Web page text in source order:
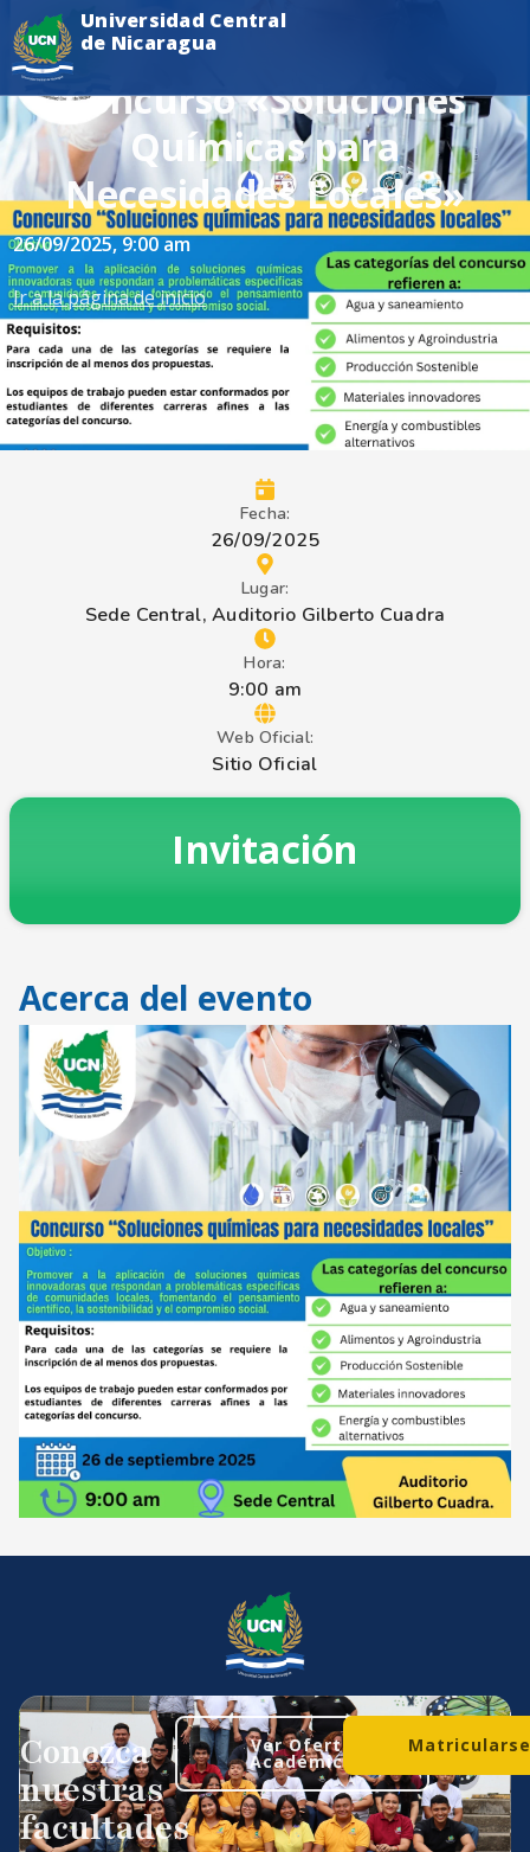
Ir a la página de inicio
26/09/2025, 9:00 am
Concurso «Soluciones
Químicas para
Necesidades Locales»
Universidad Central
de Nicaragua
Fecha:
26/09/2025
Lugar:
Sede Central, Auditorio Gilberto Cuadra
Hora:
9:00 am
Web Oficial:
Sitio Oficial
Invitación
Acerca del evento
Conozca
nuestras
facultades
Ver Oferta
Académica